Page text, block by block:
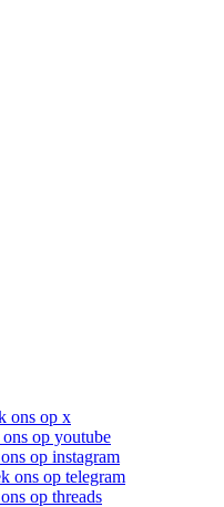
ons op x
op youtube
op instagram
ons op telegram
op threads